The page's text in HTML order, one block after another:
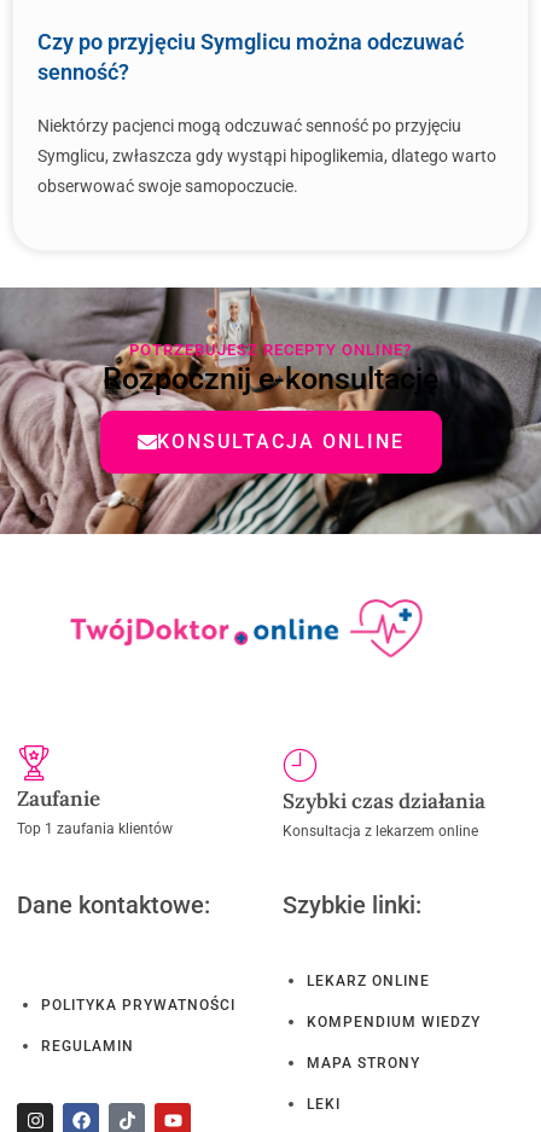
Czy po przyjęciu Symglicu można odczuwać
senność?
Niektórzy pacjenci mogą odczuwać senność po przyjęciu
Symglicu, zwłaszcza gdy wystąpi hipoglikemia, dlatego warto
obserwować swoje samopoczucie.
POTRZEBUJESZ RECEPTY ONLINE?
Rozpocznij e-konsultację
KONSULTACJA ONLINE
Zaufanie
Top 1 zaufania klientów
Szybki czas działania
Konsultacja z lekarzem online
Dane kontaktowe:
POLITYKA PRYWATNOŚCI
REGULAMIN
Szybkie linki:
LEKARZ ONLINE
KOMPENDIUM WIEDZY
MAPA STRONY
LEKI